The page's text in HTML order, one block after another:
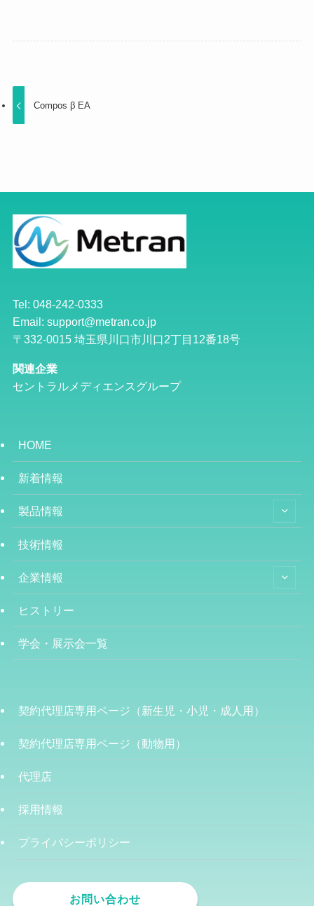
Compos β EA
Tel: 048-242-0333
Email: support@metran.co.jp
〒332-0015 埼玉県川口市川口2丁目12番18号
関連企業
セントラルメディエンスグループ
HOME
新着情報
製品情報
技術情報
企業情報
ヒストリー
学会・展示会一覧
契約代理店専用ページ（新生児・小児・成人用）
契約代理店専用ページ（動物用）
代理店
採用情報
プライバシーポリシー
お問い合わせ